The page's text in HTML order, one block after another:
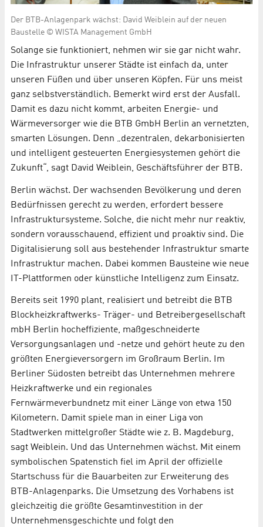
Der BTB-Anlagenpark wächst: David Weiblein auf der neuen
Baustelle © WISTA Management GmbH
Solange sie funktioniert, nehmen wir sie gar nicht wahr.
Die Infrastruktur unserer Städte ist einfach da, unter
unseren Füßen und über unseren Köpfen. Für uns meist
ganz selbstverständlich. Bemerkt wird erst der Ausfall.
Damit es dazu nicht kommt, arbeiten Energie- und
Wärmeversorger wie die BTB GmbH Berlin an vernetzten,
smarten Lösungen. Denn „dezentralen, dekarbonisierten
und intelligent gesteuerten Energiesystemen gehört die
Zukunft“, sagt David Weiblein, Geschäftsführer der BTB.
Berlin wächst. Der wachsenden Bevölkerung und deren
Bedürfnissen gerecht zu werden, erfordert bessere
Infrastruktursysteme. Solche, die nicht mehr nur reaktiv,
sondern vorausschauend, effizient und proaktiv sind. Die
Digitalisierung soll aus bestehender Infrastruktur smarte
Infrastruktur machen. Dabei kommen Bausteine wie neue
IT-Plattformen oder künstliche Intelligenz zum Einsatz.
Bereits seit 1990 plant, realisiert und betreibt die BTB
Blockheizkraftwerks- Träger- und Betreibergesellschaft
mbH Berlin hocheffiziente, maßgeschneiderte
Versorgungsanlagen und -netze und gehört heute zu den
größten Energieversorgern im Großraum Berlin. Im
Berliner Südosten betreibt das Unternehmen mehrere
Heizkraftwerke und ein regionales
Fernwärmeverbundnetz mit einer Länge von etwa 150
Kilometern. Damit spiele man in einer Liga von
Stadtwerken mittelgroßer Städte wie z. B. Magdeburg,
sagt Weiblein. Und das Unternehmen wächst. Mit einem
symbolischen Spatenstich fiel im April der offizielle
Startschuss für die Bauarbeiten zur Erweiterung des
BTB-Anlagenparks. Die Umsetzung des Vorhabens ist
gleichzeitig die größte Gesamtinvestition in der
Unternehmensgeschichte und folgt den